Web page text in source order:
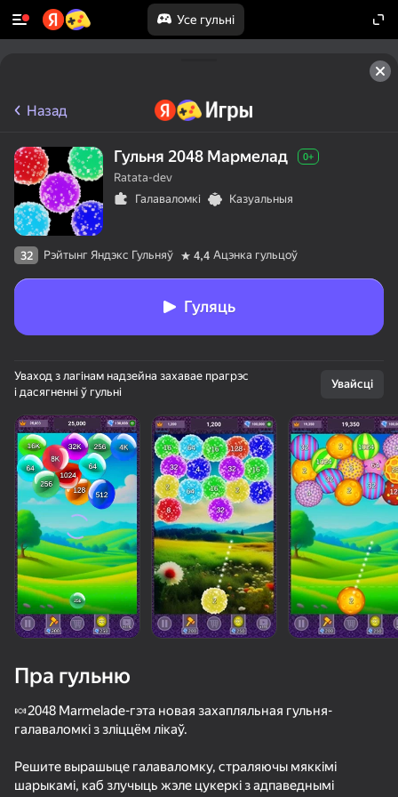
Усе гульні
Загрузка
Назад
Гульня 2048 Мармелад 0+
Ratata-dev
Галаваломкі
Казуальныя
32 Рэйтынг Яндэкс Гульняў 4,4 Ацэнка гульцоў
Гуляць
Уваход з лагінам надзейна захавае прагрэс
і дасягненні ў гульні
Увайсці
Пра гульню
🍬2048 Marmelade-гэта новая захапляльная гульня-
галаваломкі з зліццём лікаў.
Решите вырашыце галаваломку, страляючы мяккімі
шарыкамі, каб злучыць жэле цукеркі з адпаведнымі